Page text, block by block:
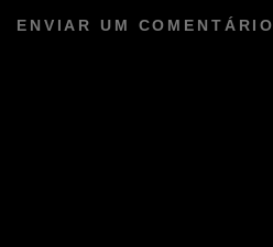
ENVIAR UM COMENTÁRIO